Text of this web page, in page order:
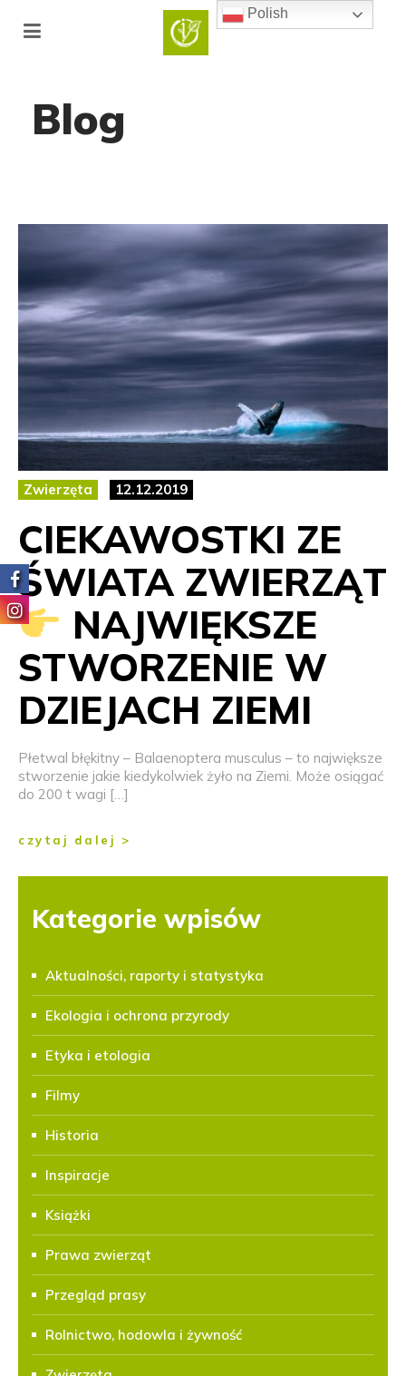
Blog
Zwierzęta 12.12.2019
CIEKAWOSTKI ZE
ŚWIATA ZWIERZĄT
NAJWIĘKSZE
STWORZENIE W
DZIEJACH ZIEMI
Płetwal błękitny – Balaenoptera musculus – to największe
stworzenie jakie kiedykolwiek żyło na Ziemi. Może osiągać
do 200 t wagi […]
czytaj dalej >
Kategorie wpisów
Aktualności, raporty i statystyka
Ekologia i ochrona przyrody
Etyka i etologia
Filmy
Historia
Inspiracje
Książki
Prawa zwierząt
Przegląd prasy
Rolnictwo, hodowla i żywność
Polish